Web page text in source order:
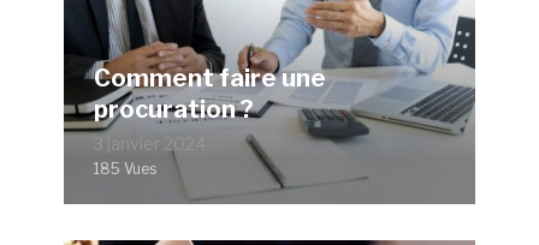
Comment faire une
procuration ?
3 janvier 2024
185 Vues